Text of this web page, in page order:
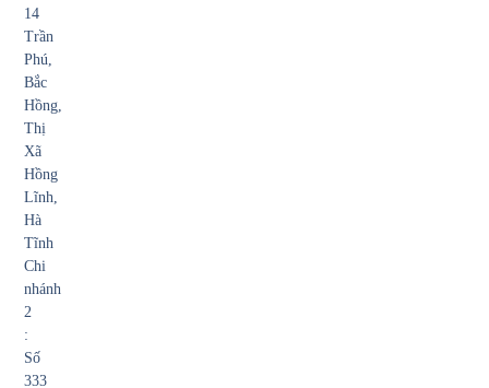
14
Trần
Phú,
Bắc
Hồng,
Thị
Xã
Hồng
Lĩnh,
Hà
Tĩnh
Chi
nhánh
2
:
Số
333